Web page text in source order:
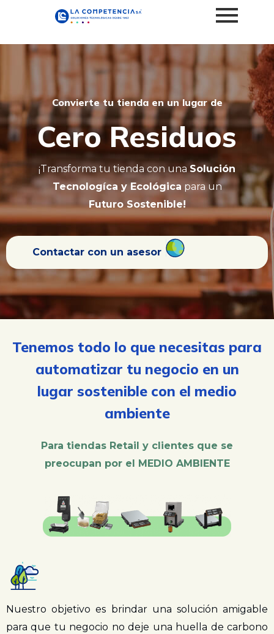
Convierte tu tienda en un lugar de
Cero Residuos
¡Transforma tu tienda con una Solución
Tecnologíca y Ecológica para un
Futuro Sostenible!
Contactar con un asesor
Tenemos todo lo que necesitas para
automatizar tu negocio en un
lugar sostenible con el medio
ambiente
Para tiendas Retail y clientes que se
preocupan por el MEDIO AMBIENTE
Nuestro objetivo es brindar una solución amigable
para que tu negocio no deje una huella de carbono